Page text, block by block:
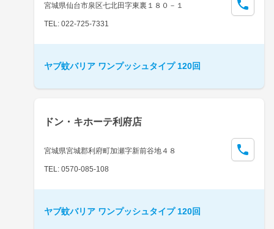
宮城県仙台市泉区七北田字東裏１８０－１
TEL: 022-725-7331
ヤブ蚊バリア ワンプッシュタイプ 120回
ドン・キホーテ利府店
宮城県宮城郡利府町加瀬字新前谷地４８
TEL: 0570-085-108
ヤブ蚊バリア ワンプッシュタイプ 120回